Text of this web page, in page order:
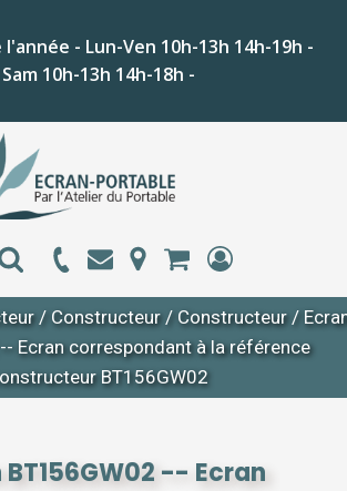
- Lun-Ven 10h-13h 14h-19h -
Sam 10h-13h 14h-18h -
/ Constructeur / Constructeur /
Ecran correspondant à la référence
BT156GW02
BT156GW02 -- Ecran